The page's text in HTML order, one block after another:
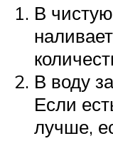
В
В воду
Если
лучше,